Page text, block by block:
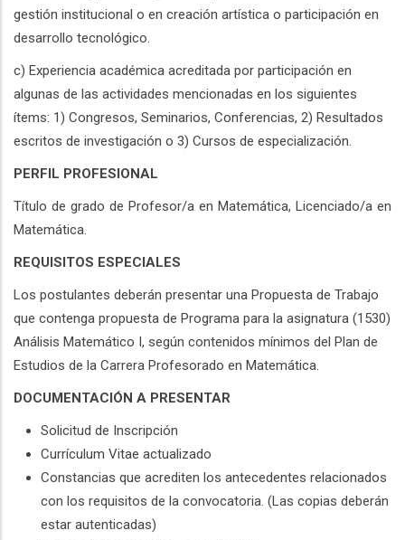
gestión institucional o en creación artística o participación en
desarrollo tecnológico.
c) Experiencia académica acreditada por participación en
algunas de las actividades mencionadas en los siguientes
ítems: 1) Congresos, Seminarios, Conferencias, 2) Resultados
escritos de investigación o 3) Cursos de especialización.
PERFIL PROFESIONAL
Título de grado de Profesor/a en Matemática, Licenciado/a en
Matemática.
REQUISITOS ESPECIALES
Los postulantes deberán presentar una Propuesta de Trabajo
que contenga propuesta de Programa para la asignatura (1530)
Análisis Matemático I, según contenidos mínimos del Plan de
Estudios de la Carrera Profesorado en Matemática.
DOCUMENTACIÓN A PRESENTAR
Solicitud de Inscripción
Currículum Vitae actualizado
Constancias que acrediten los antecedentes relacionados
con los requisitos de la convocatoria. (Las copias deberán
estar autenticadas)